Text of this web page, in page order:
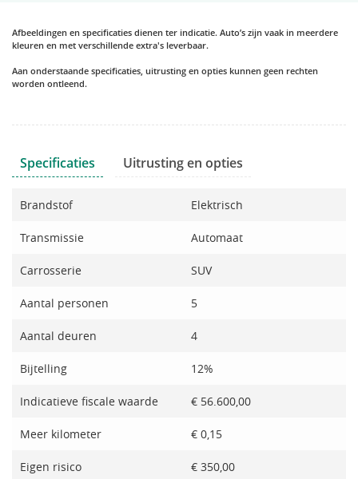
Afbeeldingen en specificaties dienen ter indicatie. Auto’s zijn vaak in meerdere
kleuren en met verschillende extra's leverbaar.
Aan onderstaande specificaties, uitrusting en opties kunnen geen rechten
worden ontleend.
Specificaties Uitrusting en opties
Brandstof Elektrisch
Transmissie Automaat
Carrosserie SUV
Aantal personen 5
Aantal deuren 4
Bijtelling 12%
Indicatieve fiscale waarde € 56.600,00
Meer kilometer € 0,15
Eigen risico € 350,00